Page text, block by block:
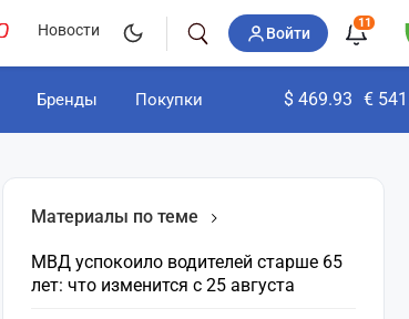
Новости Войти
11
Бренды Покупки $ 469.93 €
Материалы по теме
МВД успокоило водителей старше 65
лет: что изменится с 25 августа